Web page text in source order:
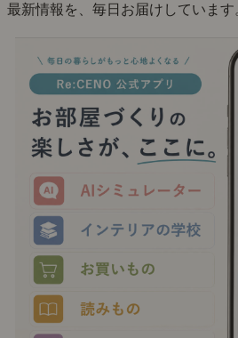
最新情報を、毎日お届けしています